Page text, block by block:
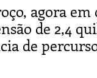
agora em
de 2,4
de